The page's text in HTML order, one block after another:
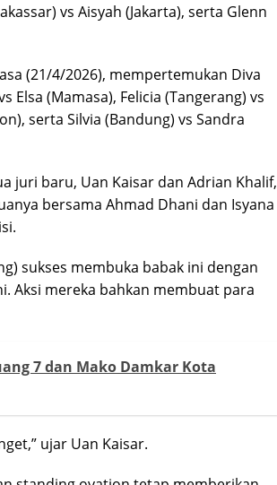
vs Aisyah (Jakarta), serta Glenn
(21/4/2026), mempertemukan Diva
Elsa (Mamasa), Felicia (Tangerang) vs
serta Silvia (Bandung) vs Sandra
juri baru, Uan Kaisar dan Adrian Khalif,
bersama Ahmad Dhani dan Isyana
sukses membuka babak ini dengan
Aksi mereka bahkan membuat para
7 dan Mako Damkar Kota
ujar Uan Kaisar.